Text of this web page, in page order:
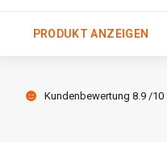
PRODUKT ANZEIGEN
Kundenbewertung 8.9 /10